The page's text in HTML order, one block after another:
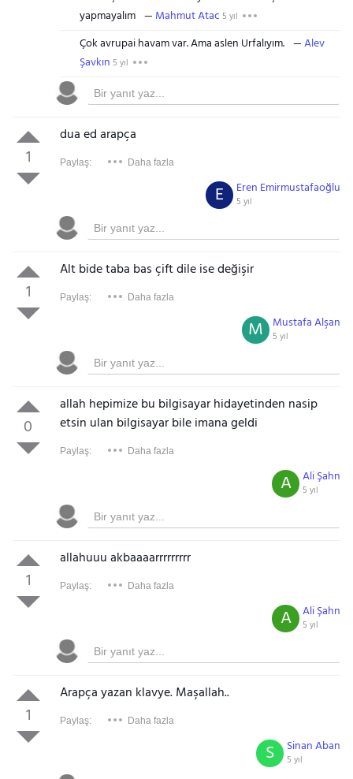
yapmayalım
Mahmut Atac 5 yıl
Çok avrupai havam var. Ama aslen Urfalıyım.
Alev
Şavkın 5 yıl
1
dua ed arapça
Paylaş: Daha fazla
Eren Emirmustafaoğlu
5 yıl
E
1
Alt bide taba bas çift dile ise değişir
Paylaş: Daha fazla
Mustafa Alşan
5 yıl
M
0
allah hepimize bu bilgisayar hidayetinden nasip
etsin ulan bilgisayar bile imana geldi
Paylaş: Daha fazla
Ali Şahn
5 yıl
A
1
allahuuu akbaaaarrrrrrrrr
Paylaş: Daha fazla
Ali Şahn
5 yıl
A
1
Arapça yazan klavye. Maşallah..
Paylaş: Daha fazla
Sinan Aban
5 yıl
S